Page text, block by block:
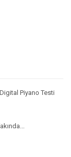
Digital Piyano Testi